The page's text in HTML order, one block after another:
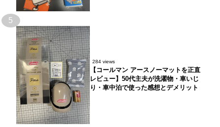
5
284 views
【コールマン アースノーマットを正直
レビュー】50代主夫が洗濯物・車いじ
り・車中泊で使った感想とデメリット